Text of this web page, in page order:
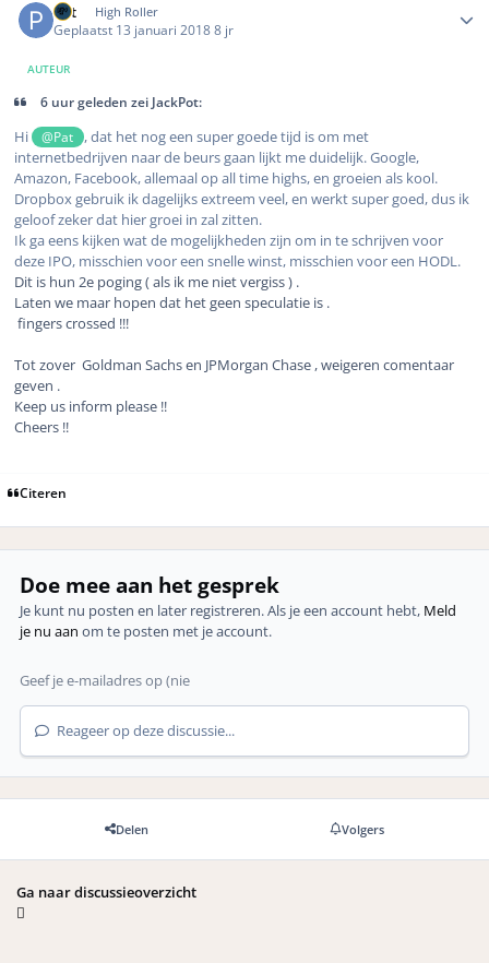
Pat High Roller
Geplaatst 13 januari 20188 jr
AUTEUR
6 uur geleden zei JackPot:
Hi @Pat
, dat het nog een super goede tijd is om met
internetbedrijven naar de beurs gaan lijkt me duidelijk. Google,
Amazon, Facebook, allemaal op all time highs, en groeien als kool.
Dropbox gebruik ik dagelijks extreem veel, en werkt super goed, dus ik
geloof zeker dat hier groei in zal zitten.
Ik ga eens kijken wat de mogelijkheden zijn om in te schrijven voor
deze IPO, misschien voor een snelle winst, misschien voor een HODL.
Dit is hun 2e poging ( als ik me niet vergiss ) .
Laten we maar hopen dat het geen speculatie is .
fingers crossed !!!
Tot zover Goldman Sachs en JPMorgan Chase , weigeren comentaar
geven .
Keep us inform please !!
Cheers !!
Citeren
Doe mee aan het gesprek
Je kunt nu posten en later registreren. Als je een account hebt, Meld
je nu aan om te posten met je account.
Reageer op deze discussie...
Delen Volgers
Ga naar discussieoverzicht